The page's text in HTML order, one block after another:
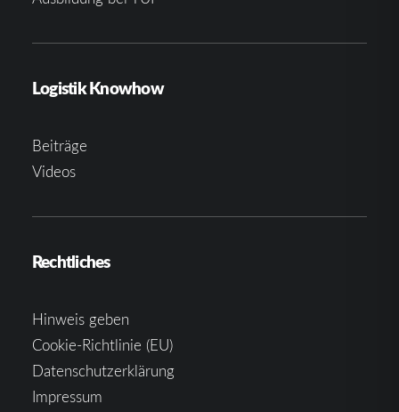
Logistik Knowhow
Beiträge
Videos
Rechtliches
Hinweis geben
Cookie-Richtlinie (EU)
Datenschutzerklärung
Impressum